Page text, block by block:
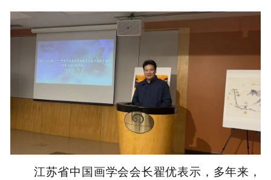
江苏省中国画学会会长翟优表示，多年来，